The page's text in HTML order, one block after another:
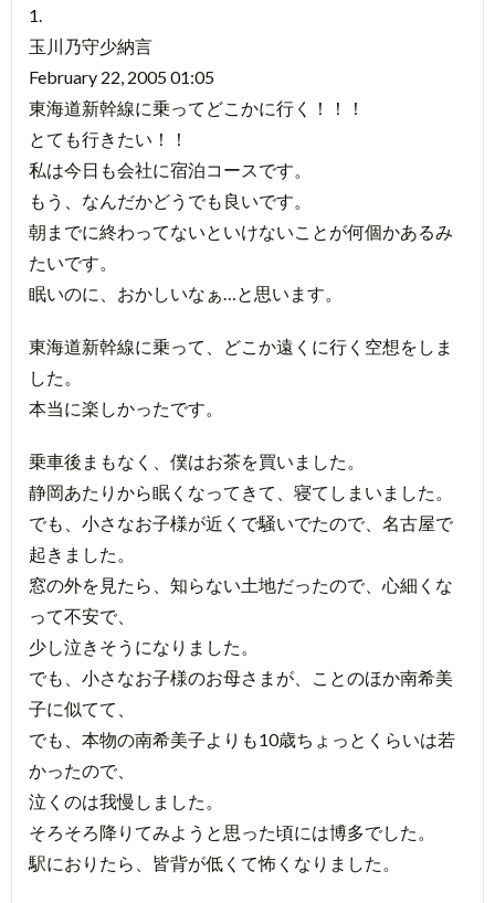
1.
玉川乃守少納言
February 22, 2005 01:05
東海道新幹線に乗ってどこかに行く！！！
とても行きたい！！
私は今日も会社に宿泊コースです。
もう、なんだかどうでも良いです。
朝までに終わってないといけないことが何個かあるみ
たいです。
眠いのに、おかしいなぁ…と思います。
東海道新幹線に乗って、どこか遠くに行く空想をしま
した。
本当に楽しかったです。
乗車後まもなく、僕はお茶を買いました。
静岡あたりから眠くなってきて、寝てしまいました。
でも、小さなお子様が近くで騒いでたので、名古屋で
起きました。
窓の外を見たら、知らない土地だったので、心細くな
って不安で、
少し泣きそうになりました。
でも、小さなお子様のお母さまが、ことのほか南希美
子に似てて、
でも、本物の南希美子よりも10歳ちょっとくらいは若
かったので、
泣くのは我慢しました。
そろそろ降りてみようと思った頃には博多でした。
駅におりたら、皆背が低くて怖くなりました。